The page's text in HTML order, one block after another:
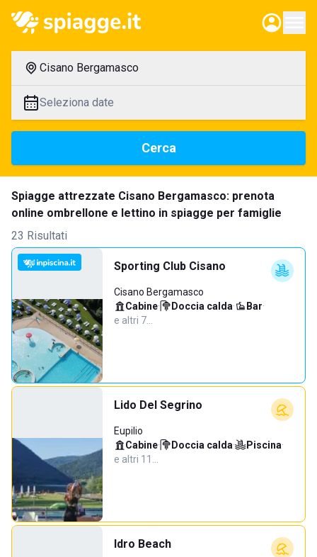
Cisano Bergamasco
Seleziona date
Cerca
Spiagge attrezzate Cisano Bergamasco: prenota
online ombrellone e lettino in spiagge per famiglie
23 Risultati
Sporting Club Cisano
Cisano Bergamasco
Cabine· Doccia calda· Bar·
e altri 7…
Lido Del Segrino
Eupilio
Cabine· Doccia calda· Piscina·
e altri 11…
Idro Beach